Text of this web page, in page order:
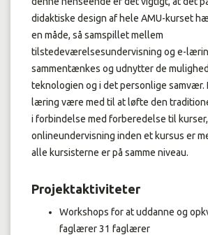
didaktiske design af hele AMU-kurset
en måde, så samspillet mellem
tilstedeværelsesundervisning og e-
sammentænkes og udnytter de
teknologien og i det personlige samvær.
læring være med til at løfte den
i forbindelse med forberedelse til
onlineundervisning inden et kursus er
alle kursisterne er på samme niveau.
Projektaktiviteter
Workshops for at uddanne og
faglærer 31 faglærer